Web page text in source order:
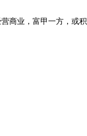
商业，富甲一方，或